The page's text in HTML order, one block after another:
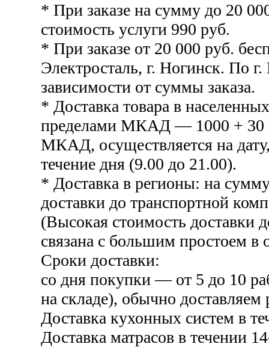
* При заказе на сумму до 20
стоимость услуги 990 руб.
* При заказе от 20 000 руб.
Электросталь, г. Ногинск. По г.
зависимости от суммы заказа.
* Доставка товара в
пределами МКАД — 1000 + 30
МКАД, осуществляется на
течение дня (9.00 до 21.00).
* Доставка в регионы: на
доставки до транспортной
(Высокая стоимость доставки
связана с большим простоем в
Сроки доставки:
со дня покупки — от 5 до 10
на складе), обычно
Доставка кухонных систем в
Доставка матрасов в течении